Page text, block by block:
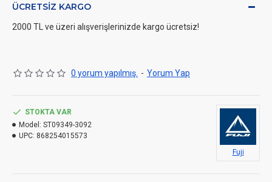
ÜCRETSIZ KARGO
2000 TL ve üzeri alışverişlerinizde kargo ücretsiz!
0 yorum yapılmış. - Yorum Yap
STOKTA VAR
Model: ST09349-3092
UPC: 868254015573
Fuji